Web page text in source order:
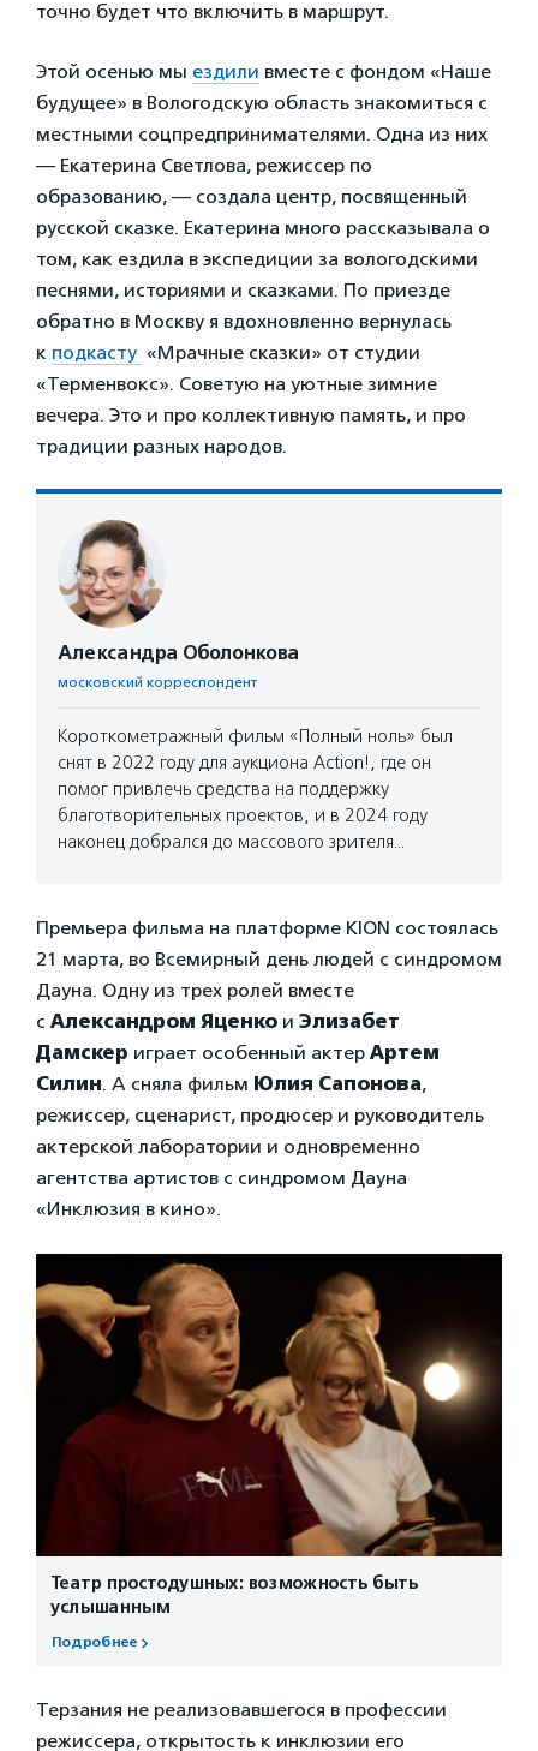
точно будет что включить в маршрут.
Этой осенью мы ездили вместе с фондом «Наше
будущее» в Вологодскую область знакомиться с
местными соцпредпринимателями. Одна из них
— Екатерина Светлова, режиссер по
образованию, — создала центр, посвященный
русской сказке. Екатерина много рассказывала о
том, как ездила в экспедиции за вологодскими
песнями, историями и сказками. По приезде
обратно в Москву я вдохновленно вернулась
к подкасту «Мрачные сказки» от студии
«Терменвокс». Советую на уютные зимние
вечера. Это и про коллективную память, и про
традиции разных народов.
Александра Оболонкова
московский корреспондент
Короткометражный фильм «Полный ноль» был
снят в 2022 году для аукциона Action!, где он
помог привлечь средства на поддержку
благотворительных проектов, и в 2024 году
наконец добрался до массового зрителя…
Премьера фильма на платформе KION состоялась
21 марта, во Всемирный день людей с синдромом
Дауна. Одну из трех ролей вместе
с Александром Яценко и Элизабет
Дамскер играет особенный актер Артем
Силин. А сняла фильм Юлия Сапонова,
режиссер, сценарист, продюсер и руководитель
актерской лаборатории и одновременно
агентства артистов с синдромом Дауна
«Инклюзия в кино».
Театр простодушных: возможность быть
услышанным
Подробнее
Терзания не реализовавшегося в профессии
режиссера, открытость к инклюзии его